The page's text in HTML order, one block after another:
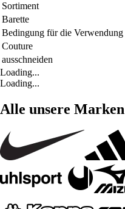
Sortiment
Barette
Bedingung für die Verwendung
Couture
ausschneiden
Loading...
Loading...
Alle unsere Marken